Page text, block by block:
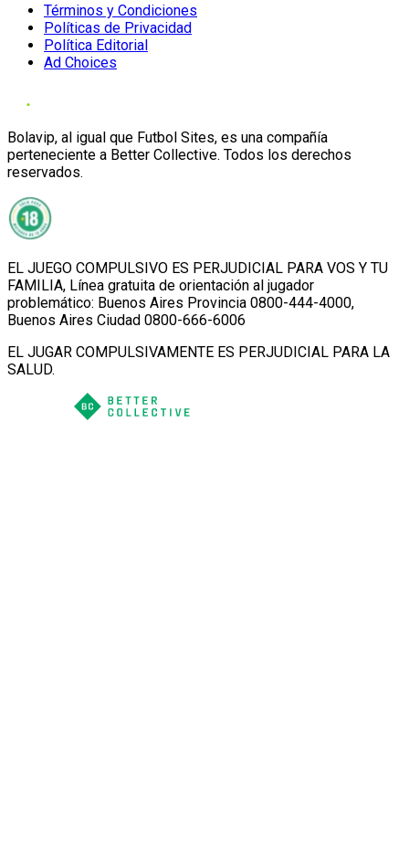
Términos y Condiciones
Políticas de Privacidad
Política Editorial
Ad Choices
Bolavip, al igual que Futbol Sites, es una compañía
perteneciente a Better Collective. Todos los derechos
reservados.
EL JUEGO COMPULSIVO ES PERJUDICIAL PARA VOS Y TU
FAMILIA, Línea gratuita de orientación al jugador
problemático: Buenos Aires Provincia 0800-444-4000,
Buenos Aires Ciudad 0800-666-6006
EL JUGAR COMPULSIVAMENTE ES PERJUDICIAL PARA LA
SALUD.